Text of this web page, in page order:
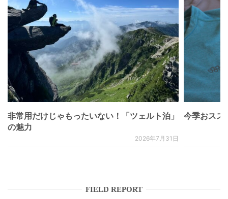
非常用だけじゃもったいない！「ツェルト泊」
の魅力
2026年7月31日
今季おスス
FIELD REPORT